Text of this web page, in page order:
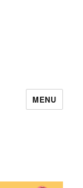
MENU